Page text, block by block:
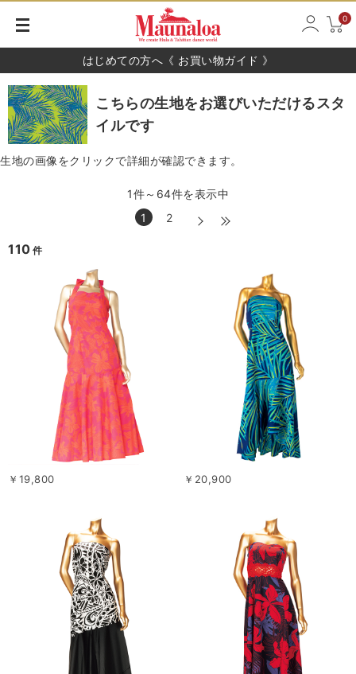
0
はじめての方へ《 お買い物ガイド 》
こちらの生地をお選びいただけるスタ
イルです
生地の画像をクリックで詳細が確認できます。
1件～64件を表示中
1
2
110 件
￥19,800 ￥20,900